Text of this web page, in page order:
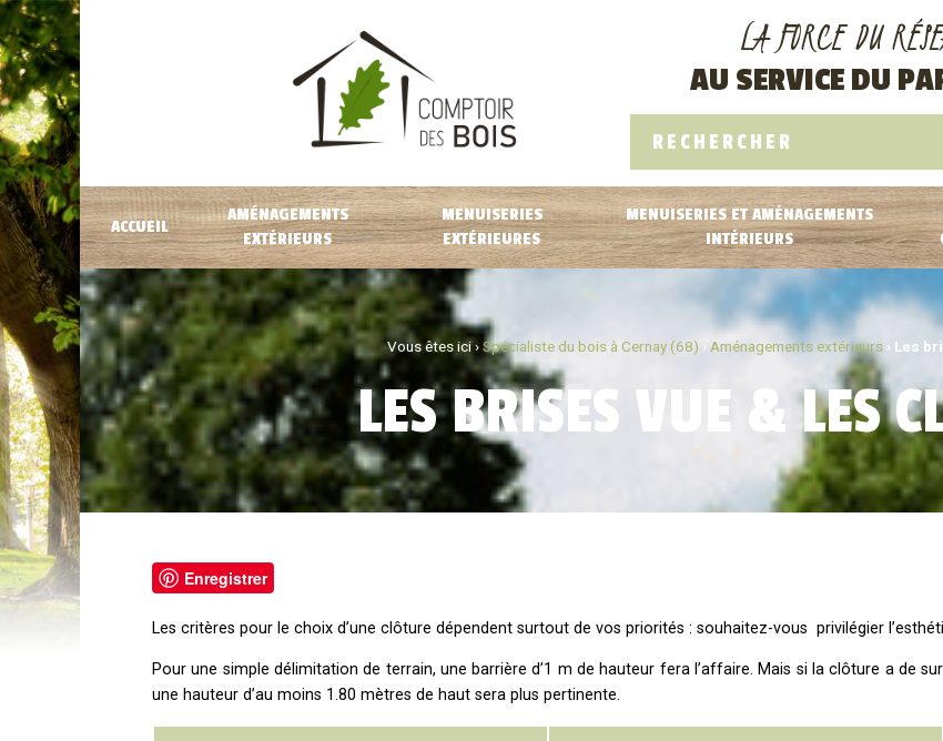
LA FORCE DU
AU SERVICE DU
ACCUEIL
AMÉNAGEMENTS
EXTÉRIEURS
MENUISERIES
EXTÉRIEURES
MENUISERIES ET AMÉNAGEMENTS
INTÉRIEURS
Vous êtes ici ›Spécialiste du bois à Cernay (68) › Aménagements extérieurs› Les
LES BRISES VUE & LES
Enregistrer
Les critères pour le choix d’une clôture dépendent surtout de vos priorités : souhaitez-vous privilégier
Pour une simple délimitation de terrain, une barrière d’1 m de hauteur fera l’affaire. Mais si la clôture a de
une hauteur d’au moins 1.80 mètres de haut sera plus pertinente.